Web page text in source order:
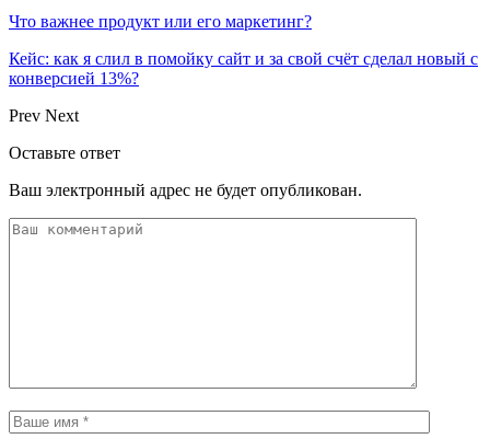
Что важнее продукт или его маркетинг?
Кейс: как я слил в помойку сайт и за свой счёт сделал новый с
конверсией 13%?
Prev Next
Оставьте ответ
Ваш электронный адрес не будет опубликован.